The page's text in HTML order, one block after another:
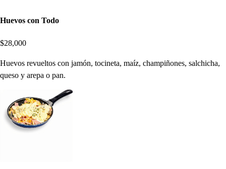
Huevos con Todo
$28,000
Huevos revueltos con jamón, tocineta, maíz, champiñones, salchicha,
queso y arepa o pan.